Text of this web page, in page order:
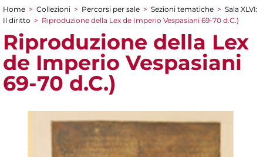
Tu sei qui
Home > Collezioni > Percorsi per sale > Sezioni tematiche > Sala XLVI:
Il diritto > Riproduzione della Lex de Imperio Vespasiani 69-70 d.C.)
Riproduzione della Lex
de Imperio Vespasiani
69-70 d.C.)